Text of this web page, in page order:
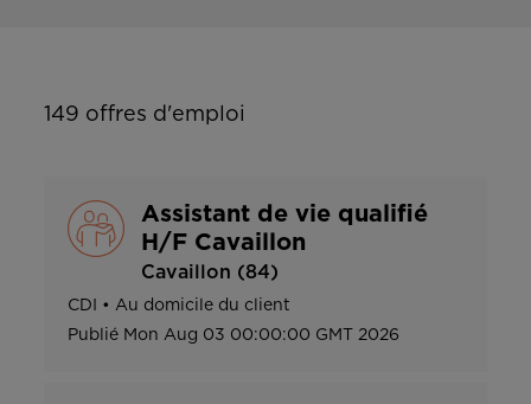
149 offres d'emploi
Assistant de vie qualifié
H/F Cavaillon
Cavaillon (84)
CDI • Au domicile du client
Publié Mon Aug 03 00:00:00 GMT 2026